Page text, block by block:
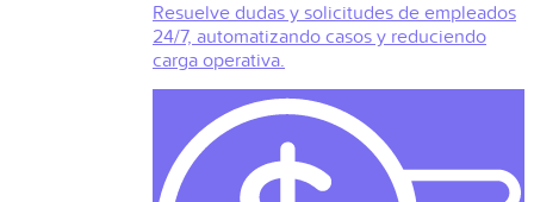
Resuelve dudas y solicitudes de empleados
24/7, automatizando casos y reduciendo
carga operativa.